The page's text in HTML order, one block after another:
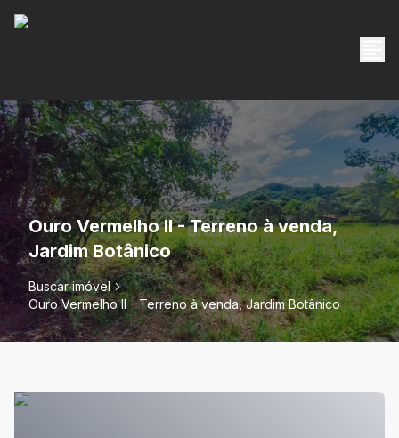
Ouro Vermelho II - Terreno à venda,
Jardim Botânico
Buscar imóvel
Ouro Vermelho II - Terreno à venda, Jardim Botânico